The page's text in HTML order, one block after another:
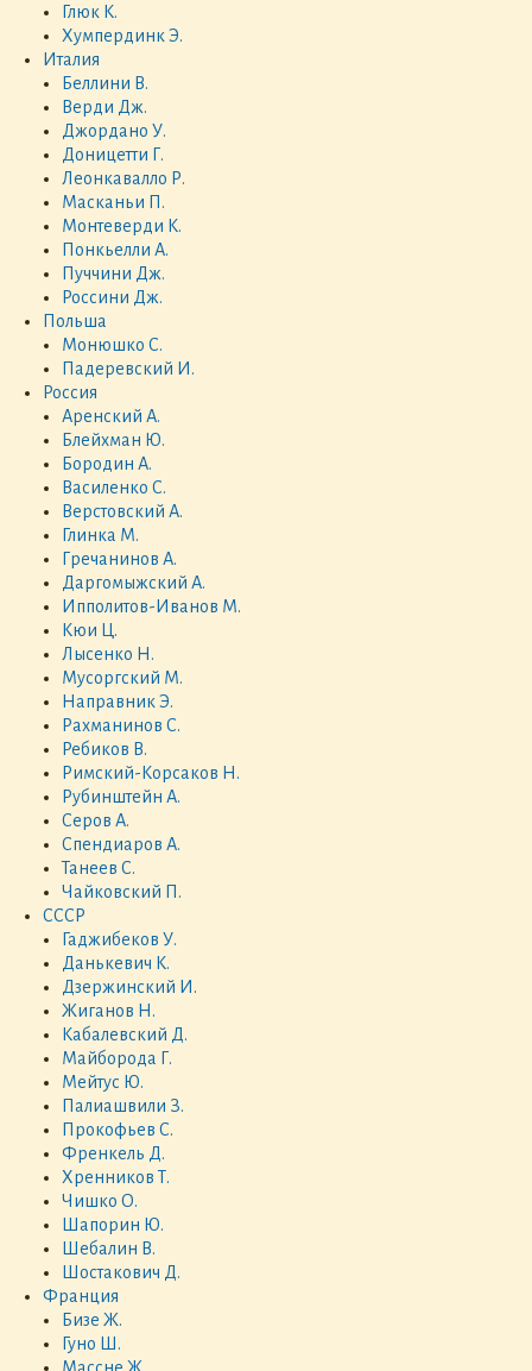
Глюк К.
Хумпердинк Э.
Италия
Беллини В.
Верди Дж.
Джордано У.
Доницетти Г.
Леонкавалло Р.
Масканьи П.
Монтеверди К.
Понкьелли А.
Пуччини Дж.
Россини Дж.
Польша
Монюшко С.
Падеревский И.
Россия
Аренский А.
Блейхман Ю.
Бородин А.
Василенко С.
Верстовский А.
Глинка М.
Гречанинов А.
Даргомыжский А.
Ипполитов-Иванов М.
Кюи Ц.
Лысенко Н.
Мусоргский М.
Направник Э.
Рахманинов С.
Ребиков В.
Римский-Корсаков Н.
Рубинштейн А.
Серов А.
Спендиаров А.
Танеев С.
Чайковский П.
СССР
Гаджибеков У.
Данькевич К.
Дзержинский И.
Жиганов Н.
Кабалевский Д.
Майборода Г.
Мейтус Ю.
Палиашвили З.
Прокофьев С.
Френкель Д.
Хренников Т.
Чишко О.
Шапорин Ю.
Шебалин В.
Шостакович Д.
Франция
Бизе Ж.
Гуно Ш.